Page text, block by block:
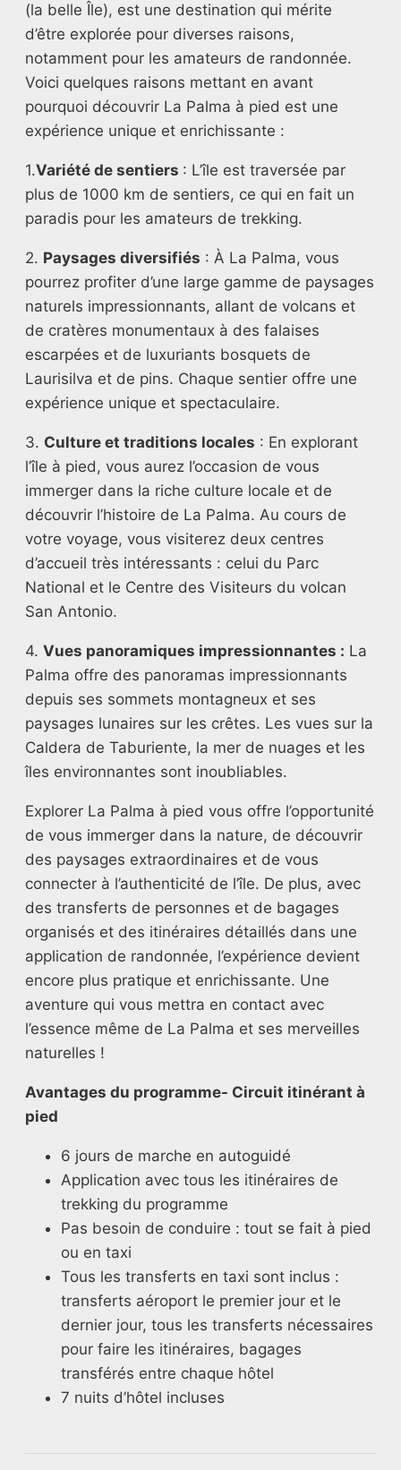
(la belle Île), est une destination qui mérite
d’être explorée pour diverses raisons,
notamment pour les amateurs de randonnée.
Voici quelques raisons mettant en avant
pourquoi découvrir La Palma à pied est une
expérience unique et enrichissante :
1.Variété de sentiers : L’île est traversée par
plus de 1000 km de sentiers, ce qui en fait un
paradis pour les amateurs de trekking.
2. Paysages diversifiés : À La Palma, vous
pourrez profiter d’une large gamme de paysages
naturels impressionnants, allant de volcans et
de cratères monumentaux à des falaises
escarpées et de luxuriants bosquets de
Laurisilva et de pins. Chaque sentier offre une
expérience unique et spectaculaire.
3. Culture et traditions locales : En explorant
l’île à pied, vous aurez l’occasion de vous
immerger dans la riche culture locale et de
découvrir l’histoire de La Palma. Au cours de
votre voyage, vous visiterez deux centres
d’accueil très intéressants : celui du Parc
National et le Centre des Visiteurs du volcan
San Antonio.
4. Vues panoramiques impressionnantes : La
Palma offre des panoramas impressionnants
depuis ses sommets montagneux et ses
paysages lunaires sur les crêtes. Les vues sur la
Caldera de Taburiente, la mer de nuages et les
îles environnantes sont inoubliables.
Explorer La Palma à pied vous offre l’opportunité
de vous immerger dans la nature, de découvrir
des paysages extraordinaires et de vous
connecter à l’authenticité de l’île. De plus, avec
des transferts de personnes et de bagages
organisés et des itinéraires détaillés dans une
application de randonnée, l’expérience devient
encore plus pratique et enrichissante. Une
aventure qui vous mettra en contact avec
l’essence même de La Palma et ses merveilles
naturelles !
Avantages du programme- Circuit itinérant à
pied
6 jours de marche en autoguidé
Application avec tous les itinéraires de
trekking du programme
Pas besoin de conduire : tout se fait à pied
ou en taxi
Tous les transferts en taxi sont inclus :
transferts aéroport le premier jour et le
dernier jour, tous les transferts nécessaires
pour faire les itinéraires, bagages
transférés entre chaque hôtel
7 nuits d’hôtel incluses